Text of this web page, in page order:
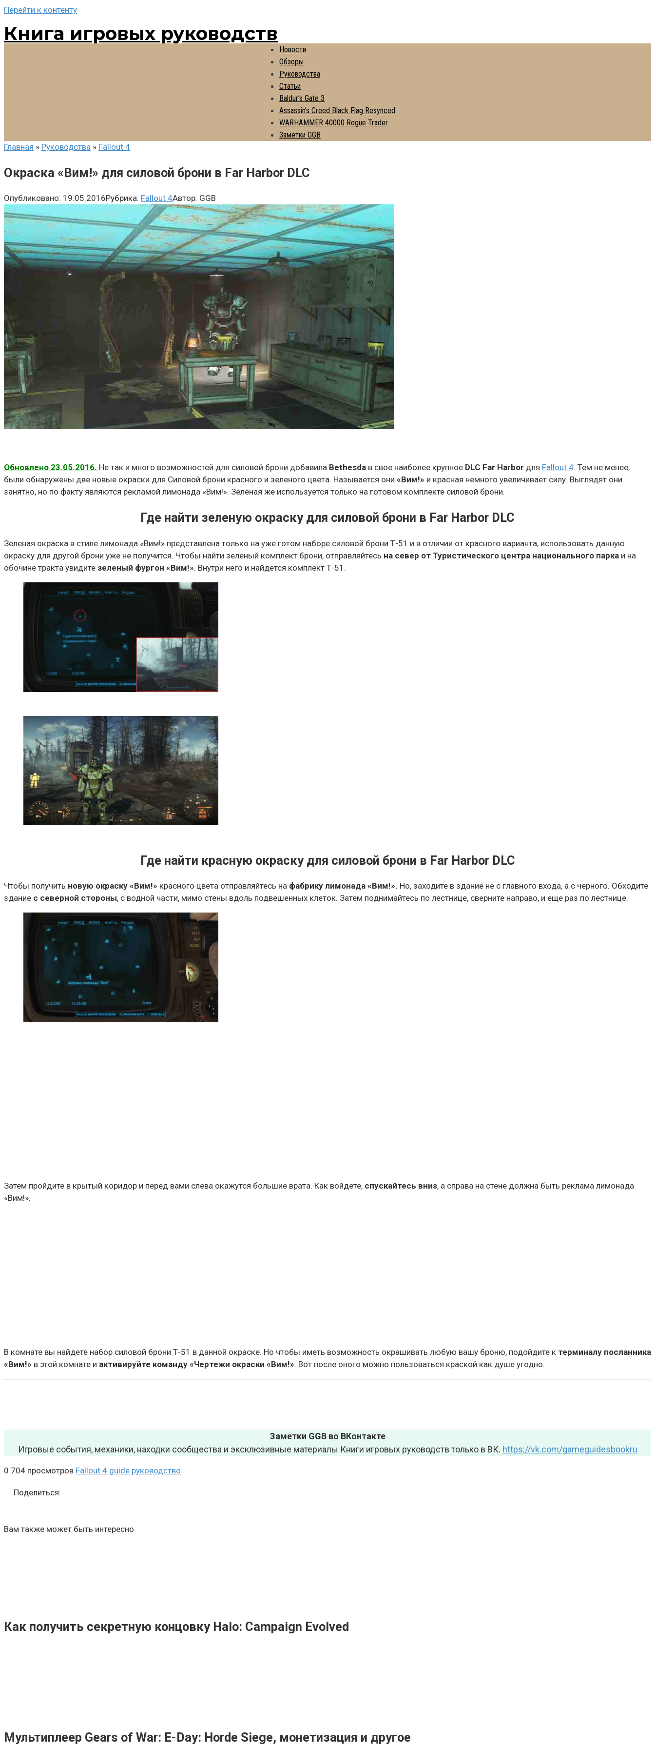
Перейти к контенту
Книга игровых руководств
Новости
Обзоры
Руководства
Статьи
Baldur’s Gate 3
Assassin’s Creed Black Flag Resynced
WARHAMMER 40000 Rogue Trader
Заметки GGB
Главная » Руководства » Fallout 4
Окраска «Вим!» для силовой брони в Far Harbor DLC
Опубликовано: 19.05.2016Рубрика: Fallout 4Автор: GGB
Обновлено 23.05.2016. Не так и много возможностей для силовой брони добавила Bethesda в свое наиболее крупное DLC Far Harbor для Fallout 4. Тем не менее,
были обнаружены две новые окраски для Силовой брони красного и зеленого цвета. Называется они «Вим!» и красная немного увеличивает силу. Выглядят они
занятно, но по факту являются рекламой лимонада «Вим!». Зеленая же используется только на готовом комплекте силовой брони.
Где найти зеленую окраску для силовой брони в Far Harbor DLC
Зеленая окраска в стиле лимонада «Вим!» представлена только на уже готом наборе силовой брони Т-51 и в отличии от красного варианта, использовать данную
окраску для другой брони уже не получится. Чтобы найти зеленый комплект брони, отправляйтесь на север от Туристического центра национального парка и на
обочине тракта увидите зеленый фургон «Вим!». Внутри него и найдется комплект Т-51.
Где найти красную окраску для силовой брони в Far Harbor DLC
Чтобы получить новую окраску «Вим!» красного цвета отправляйтесь на фабрику лимонада «Вим!». Но, заходите в здание не с главного входа, а с черного. Обходите
здание с северной стороны, с водной части, мимо стены вдоль подвешенных клеток. Затем поднимайтесь по лестнице, сверните направо, и еще раз по лестнице.
Затем пройдите в крытый коридор и перед вами слева окажутся большие врата. Как войдете, спускайтесь вниз, а справа на стене должна быть реклама лимонада
«Вим!».
В комнате вы найдете набор силовой брони Т-51 в данной окраске. Но чтобы иметь возможность окрашивать любую вашу броню, подойдите к терминалу посланника
«Вим!» в этой комнате и активируйте команду «Чертежи окраски «Вим!». Вот после оного можно пользоваться краской как душе угодно.
Заметки GGB во ВКонтакте
Игровые события, механики, находки сообщества и эксклюзивные материалы Книги игровых руководств только в ВК. https://vk.com/gameguidesbookru
0 704 просмотров Fallout 4 guide руководство
Поделиться:
Вам также может быть интересно
Как получить секретную концовку Halo: Campaign Evolved
Мультиплеер Gears of War: E-Day: Horde Siege, монетизация и другое